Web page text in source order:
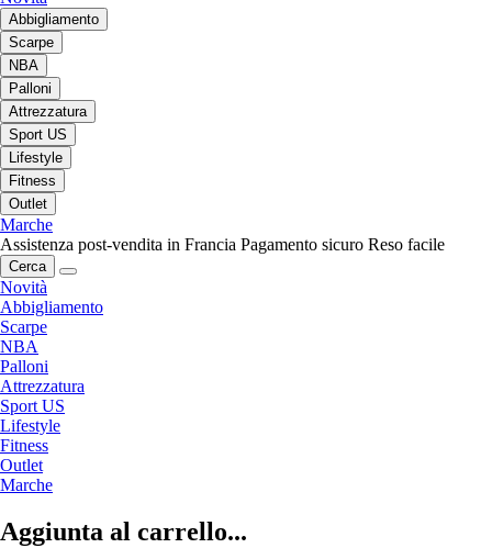
Abbigliamento
Scarpe
NBA
Palloni
Attrezzatura
Sport US
Lifestyle
Fitness
Outlet
Marche
Assistenza post-vendita in Francia Pagamento sicuro Reso facile
Cerca
Novità
Abbigliamento
Scarpe
NBA
Palloni
Attrezzatura
Sport US
Lifestyle
Fitness
Outlet
Marche
Aggiunta al carrello...